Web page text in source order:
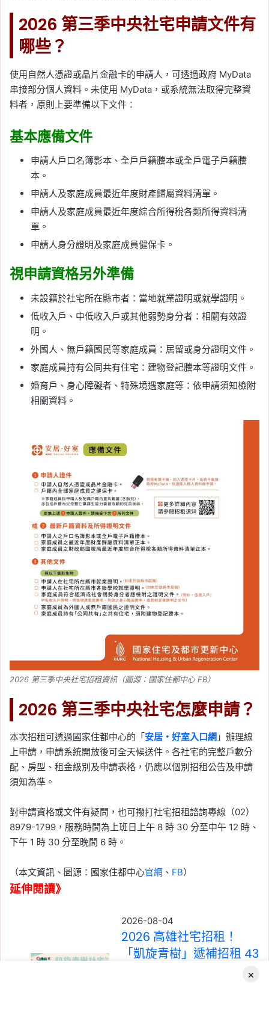
2026 第三季中央社宅申請文件有
哪些？
使用自然人憑證或晶片金融卡的申請人，可透過政府 MyData
串接部分個人資料。未使用 MyData，或系統無法取得完整資
料者，原則上要準備以下文件：
基本應備文件
申請人戶口名簿影本、全戶戶籍謄本或全戶電子戶籍謄
本。
申請人及家庭成員最近年度財產歸屬資料清單。
申請人及家庭成員最近年度綜合所得稅各類所得資料清
單。
申請人身分證明及家庭成員健保卡。
視申請資格另外準備
未設籍於社宅所在縣市者：當地就業證明或就學證明。
低收入戶、中低收入戶或其他弱勢身分者：相關有效證
明。
外國人、無戶籍國民等家庭成員：居留或身分證明文件。
家庭成員持有公同共有住宅：建物登記謄本等證明文件。
婚育戶、身心障礙者、特殊境遇家庭等：依申請須知檢附
相關資料。
2026 第三季中央社宅招租資訊（圖源：國家住都中心 FB）
2026 第三季中央社宅怎麼申請？
本次招租可透過國家住都中心的「 安居・好室入口網 」辦理線
上申請，申請系統開放後可全天候送件。各社宅的完整戶數分
配、房型、租金級別及申請表格，仍應以個別招租公告及申請
須知為準。
對申請資格或文件有疑問，也可撥打社宅招租諮詢專線（02）
8979-1799，服務時間為上班日上午 8 時 30 分至中午 12 時、
下午 1 時 30 分至晚間 6 時。
（本文資訊、圖源：國家住都中心官網 、 FB）
延伸閱讀》
2026-08-04
2026 高雄社宅招租！
「凱旋青樹」遞補招租 43
戶，月租 3,590 元起，申
×